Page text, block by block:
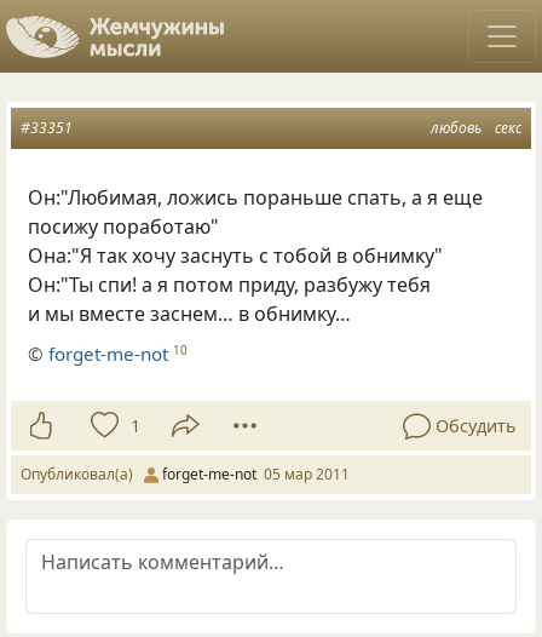
любовь секс
#33351
Он:"Любимая, ложись пораньше спать, а я еще
посижу поработаю"
Она:"Я так хочу заснуть с тобой в обнимку"
Он:"Ты спи! а я потом приду, разбужу тебя
и мы вместе заснем… в обнимку…
©forget-me-not 10
1 Обсудить
Опубликовал(а) forget-me-not 05 мар 2011